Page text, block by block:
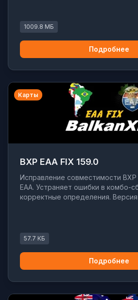
1009.8 МБ
Подробнее
Карты
BXP EAA FIX 159.0
Исправление совместимости
EAA. Устраняет ошибки в комбо-
корректные определения. Версия
57.7 КБ
Подробнее